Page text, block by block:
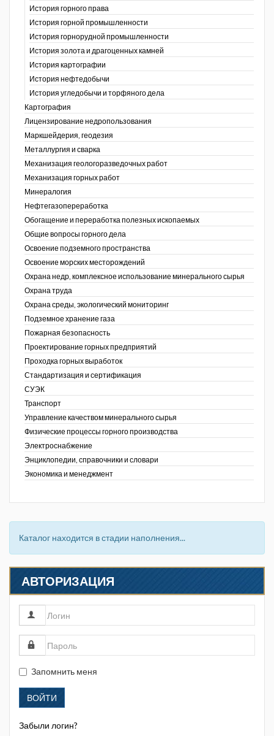
История горного права
История горной промышленности
История горнорудной промышленности
История золота и драгоценных камней
История картографии
История нефтедобычи
История угледобычи и торфяного дела
Картография
Лицензирование недропользования
Маркшейдерия, геодезия
Металлургия и сварка
Механизация геологоразведочных работ
Механизация горных работ
Минералогия
Нефтегазопереработка
Обогащение и переработка полезных ископаемых
Общие вопросы горного дела
Освоение подземного пространства
Освоение морских месторождений
Охрана недр, комплексное использование минерального сырья
Охрана труда
Охрана среды, экологический мониторинг
Подземное хранение газа
Пожарная безопасность
Проектирование горных предприятий
Проходка горных выработок
Стандартизация и сертификация
СУЭК
Транспорт
Управление качеством минерального сырья
Физические процессы горного производства
Электроснабжение
Энциклопедии, справочники и словари
Экономика и менеджмент
Каталог находится в стадии наполнения...
АВТОРИЗАЦИЯ
Запомнить меня
ВОЙТИ
Забыли логин?